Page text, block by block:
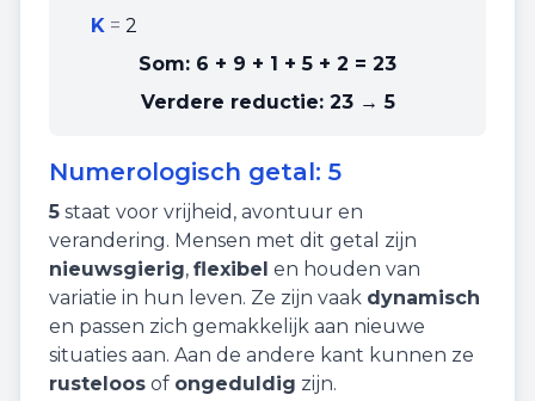
K =2
Som: 6 + 9 + 1 + 5 + 2 = 23
Verdere reductie: 23 → 5
Numerologisch getal: 5
5 staat voor vrijheid , avontuur en
verandering. Mensen met dit getal zijn
nieuwsgierig, flexibel en houden van
variatie in hun leven. Ze zijn vaak dynamisch
en passen zich gemakkelijk aan nieuwe
situaties aan. Aan de andere kant kunnen ze
rusteloos of ongeduldig zijn.